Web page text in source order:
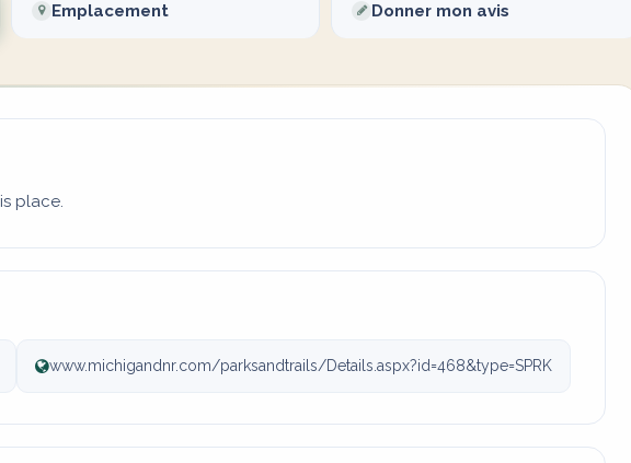
Emplacement Donner mon avis
place.
www.michigandnr.com/parksandtrails/Details.aspx?id=468&type=SPRK